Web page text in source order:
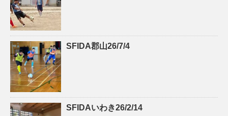
SFIDA郡山26/7/4
SFIDAいわき26/2/14